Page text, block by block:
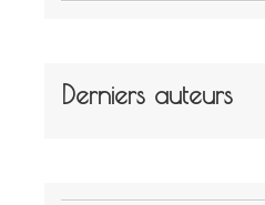
Derniers auteurs